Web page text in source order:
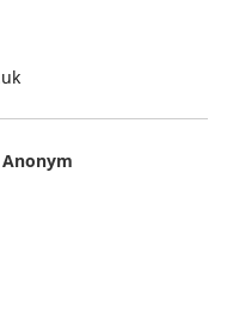
Anonym